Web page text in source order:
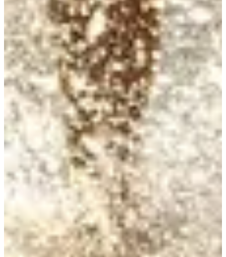
1
1900
m
2
81.8
km
08:00
Triatlón
Acuatlón
Inscripciones
139,00 €
Registro
Aquathlon Moyenne Distance Licenciés Triathlon
1
81.8
km
08:00
Inscripciones
139,00 €
Registro